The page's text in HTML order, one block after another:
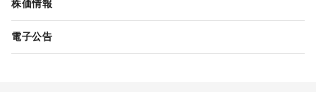
株価情報
電子公告